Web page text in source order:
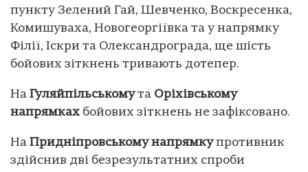
пункту Зелений Гай, Шевченко, Воскресенка,
Комишуваха, Новогеоргіївка та у напрямку
Філії, Іскри та Олександрограда, ще шість
бойових зіткнень тривають дотепер.
На Гуляйпільськомута Оріхівському
напрямках бойових зіткнень не зафіксовано.
На Придніпровському напрямкупротивник
здійснив дві безрезультатних спроби